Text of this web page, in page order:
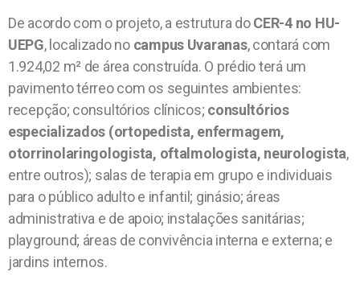
De acordo com o projeto, a estrutura doCER-4 no HU-
UEPG, localizado no campus Uvaranas, contará com
1.924,02 m² de área construída. O prédio terá um
pavimento térreo com os seguintes ambientes:
recepção; consultórios clínicos; consultórios
especializados (ortopedista, enfermagem,
otorrinolaringologista, oftalmologista, neurologista,
entre outros); salas de terapia em grupo e individuais
para o público adulto e infantil; ginásio; áreas
administrativa e de apoio; instalações sanitárias;
playground; áreas de convivência interna e externa; e
jardins internos.